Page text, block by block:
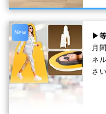
New
▶
月
ネ
さ